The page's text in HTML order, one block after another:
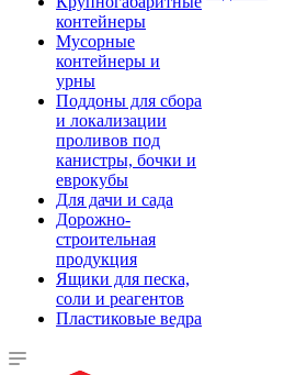
контейнеры
Мусорные
контейнеры и
урны
Поддоны для сбора
и локализации
проливов под
канистры, бочки и
еврокубы
Для дачи и сада
Дорожно-
строительная
продукция
Ящики для песка,
соли и реагентов
Пластиковые ведра